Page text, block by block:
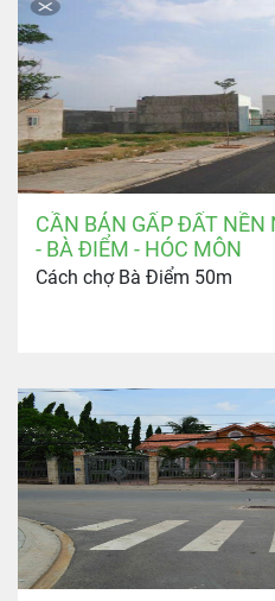
CẦN BÁN GẤP ĐẤT NỀN
- BÀ ĐIỂM - HÓC MÔN
Cách chợ Bà Điểm 50m